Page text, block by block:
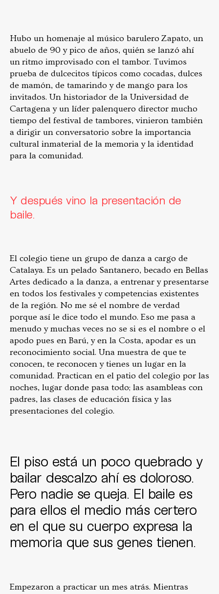
Hubo un homenaje al músico barulero Zapato, un
abuelo de 90 y pico de años, quién se lanzó ahí
un ritmo improvisado con el tambor. Tuvimos
prueba de dulcecitos típicos como cocadas, dulces
de mamón, de tamarindo y de mango para los
invitados. Un historiador de la Universidad de
Cartagena y un líder palenquero director mucho
tiempo del festival de tambores, vinieron también
a dirigir un conversatorio sobre la importancia
cultural inmaterial de la memoria y la identidad
para la comunidad.
Y después vino la presentación de
baile.
El colegio tiene un grupo de danza a cargo de
Catalaya. Es un pelado Santanero, becado en Bellas
Artes dedicado a la danza, a entrenar y presentarse
en todos los festivales y competencias existentes
de la región. No me sé el nombre de verdad
porque así le dice todo el mundo. Eso me pasa a
menudo y muchas veces no se si es el nombre o el
apodo pues en Barú, y en la Costa, apodar es un
reconocimiento social. Una muestra de que te
conocen, te reconocen y tienes un lugar en la
comunidad. Practican en el patio del colegio por las
noches, lugar donde pasa todo; las asambleas con
padres, las clases de educación física y las
presentaciones del colegio.
El piso está un poco quebrado y
bailar descalzo ahí es doloroso.
Pero nadie se queja. El baile es
para ellos el medio más certero
en el que su cuerpo expresa la
memoria que sus genes tienen.
Empezaron a practicar un mes atrás. Mientras